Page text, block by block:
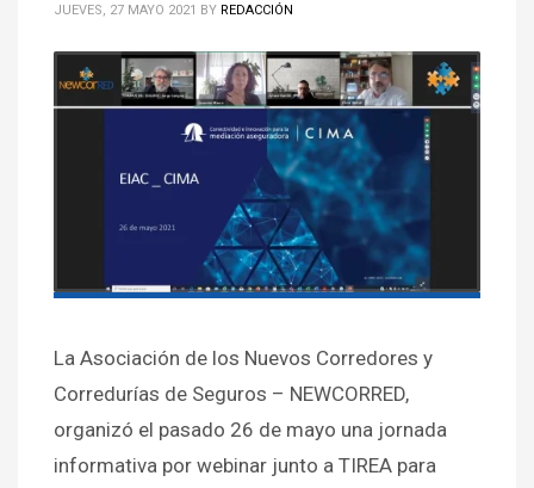
JUEVES, 27 MAYO 2021 BY REDACCIÓN
La Asociación de los Nuevos Corredores y
Corredurías de Seguros – NEWCORRED,
organizó el pasado 26 de mayo una jornada
informativa por webinar junto a TIREA para